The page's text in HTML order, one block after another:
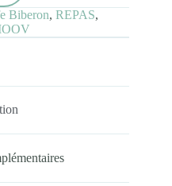
Biberon, REPAS,